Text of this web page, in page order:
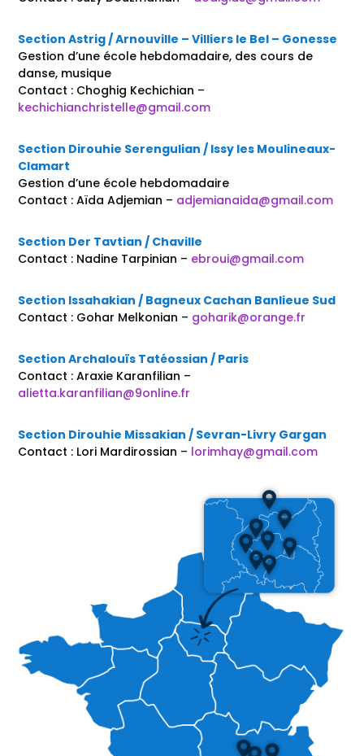
Section Astrig / Arnouville – Villiers le Bel – Gonesse
Gestion d’une école hebdomadaire, des cours de
danse, musique
Contact : Choghig Kechichian –
kechichianchristelle@gmail.com
Section Dirouhie Serengulian / Issy les Moulineaux-
Clamart
Gestion d’une école hebdomadaire
Contact : Aïda Adjemian – adjemianaida@gmail.com
Section Der Tavtian / Chaville
Contact : Nadine Tarpinian – ebroui@gmail.com
Section Issahakian / Bagneux Cachan Banlieue Sud
Contact : Gohar Melkonian – goharik@orange.fr
Section Archalouïs Tatéossian / Paris
Contact : Araxie Karanfilian –
alietta.karanfilian@9online.fr
Section Dirouhie Missakian / Sevran-Livry Gargan
Contact : Lori Mardirossian – lorimhay@gmail.com